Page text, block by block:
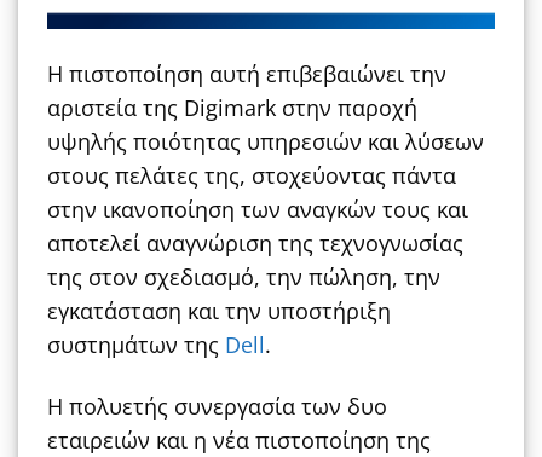
Η πιστοποίηση αυτή επιβεβαιώνει την
αριστεία της Digimark στην παροχή
υψηλής ποιότητας υπηρεσιών και λύσεων
στους πελάτες της, στοχεύοντας πάντα
στην ικανοποίηση των αναγκών τους και
αποτελεί αναγνώριση της τεχνογνωσίας
της στον σχεδιασμό, την πώληση, την
εγκατάσταση και την υποστήριξη
συστημάτων της Dell.
Η πολυετής συνεργασία των δυο
εταιρειών και η νέα πιστοποίηση της